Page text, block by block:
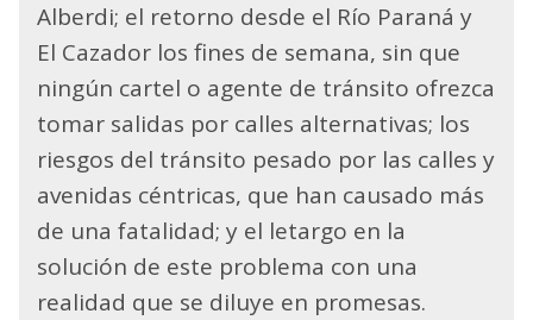
Alberdi; el retorno desde el Río Paraná y
El Cazador los fines de semana, sin que
ningún cartel o agente de tránsito ofrezca
tomar salidas por calles alternativas; los
riesgos del tránsito pesado por las calles y
avenidas céntricas, que han causado más
de una fatalidad; y el letargo en la
solución de este problema con una
realidad que se diluye en promesas.